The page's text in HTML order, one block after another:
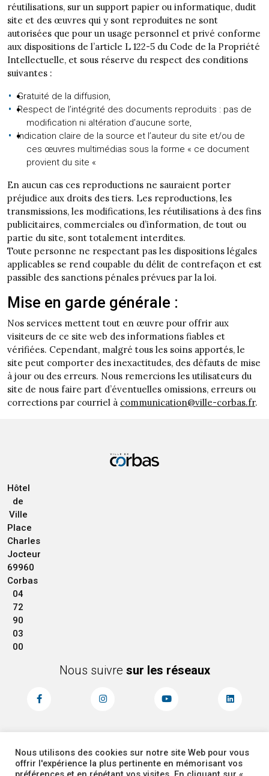
réutilisations, sur un support papier ou informatique, dudit
site et des œuvres qui y sont reproduites ne sont
autorisées que pour un usage personnel et privé conforme
aux dispositions de l’article L 122-5 du Code de la Propriété
Intellectuelle, et sous réserve du respect des conditions
suivantes :
Gratuité de la diffusion,
Respect de l’intégrité des documents reproduits : pas de
modification ni altération d’aucune sorte,
Indication claire de la source et l’auteur du site et/ou de
ces œuvres multimédias sous la forme « ce document
provient du site «
En aucun cas ces reproductions ne sauraient porter
préjudice aux droits des tiers. Les reproductions, les
transmissions, les modifications, les réutilisations à des fins
publicitaires, commerciales ou d’information, de tout ou
partie du site, sont totalement interdites.
Toute personne ne respectant pas les dispositions légales
applicables se rend coupable du délit de contrefaçon et est
passible des sanctions pénales prévues par la loi.
Mise en garde générale :
Nos services mettent tout en œuvre pour offrir aux
visiteurs de ce site web des informations fiables et
vérifiées. Cependant, malgré tous les soins apportés, le
site peut comporter des inexactitudes, des défauts de mise
à jour ou des erreurs. Nous remercions les utilisateurs du
site de nous faire part d’éventuelles omissions, erreurs ou
corrections par courriel à communication@ville-corbas.fr.
Hôtel
de
Ville
Place
Charles
Jocteur
69960
Corbas
04
72
90
03
00
Nous suivre sur les réseaux
MENTIONS LÉGALES
PLAN DU SITE
ACCESSIBILITÉ
ADMINISTRATEUR
Nous utilisons des cookies sur notre site Web pour vous
offrir l'expérience la plus pertinente en mémorisant vos